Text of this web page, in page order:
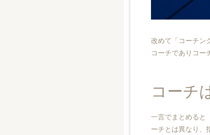
改めて「コーチン
コーチでありコー
コーチ
一言でまとめると
ーチとは異なり、